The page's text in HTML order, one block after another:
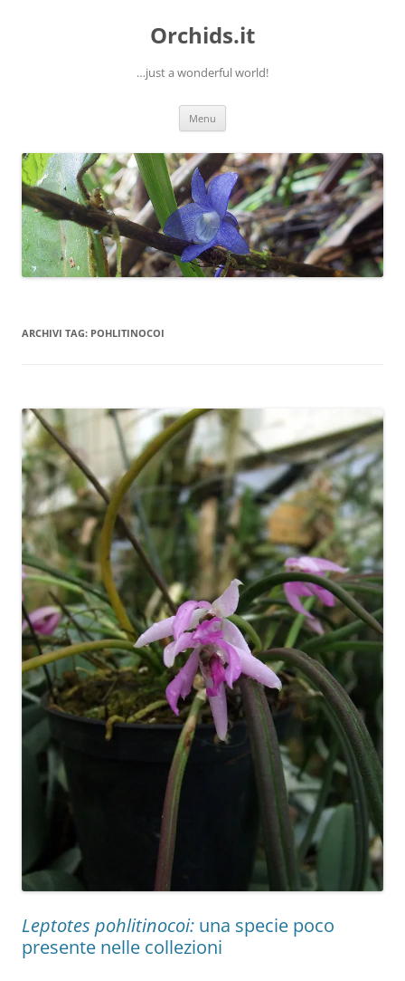
Orchids.it
…just a wonderful world!
Menu
ARCHIVI TAG: POHLITINOCOI
Leptotes pohlitinocoi: una specie poco
presente nelle collezioni